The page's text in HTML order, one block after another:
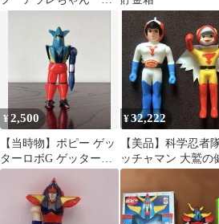
ポニーテール 黄色
¥2,500
【当時物】ポピー ゲッ
ターロボG ゲッターラ
イガー ソフビ フィギュ
ア 永井豪
¥32,222
【美品】科学忍者
ッチャマン 大鷲の
の甚平 ソフビ ポピ
中嶋製作所